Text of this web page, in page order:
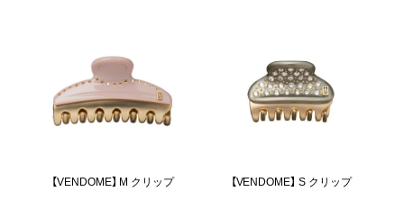
【VENDOME】 M クリップ 【VENDOME】 S クリップ